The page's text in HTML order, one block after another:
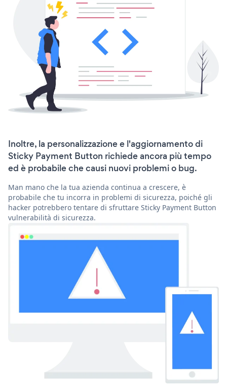
Inoltre, la personalizzazione e l'aggiornamento di
Sticky Payment Button richiede ancora più tempo
ed è probabile che causi nuovi problemi o bug.
Man mano che la tua azienda continua a crescere, è
probabile che tu incorra in problemi di sicurezza, poiché gli
hacker potrebbero tentare di sfruttare Sticky Payment Button
vulnerabilità di sicurezza.